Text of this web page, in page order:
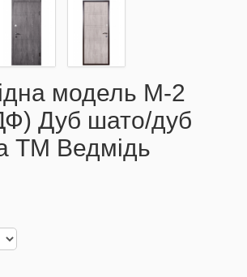
модель М-2
Дуб шато/дуб
ТМ Ведмідь